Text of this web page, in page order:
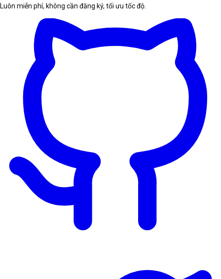
Luôn miễn phí, không cần đăng ký, tối ưu tốc độ.